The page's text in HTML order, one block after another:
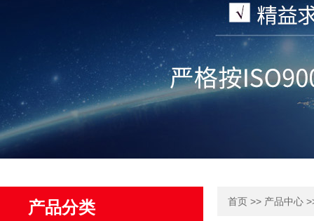
产品分类 首页 >> 产品中心